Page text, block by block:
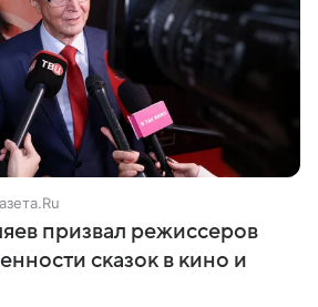
призвал режиссеров
сказок в кино и